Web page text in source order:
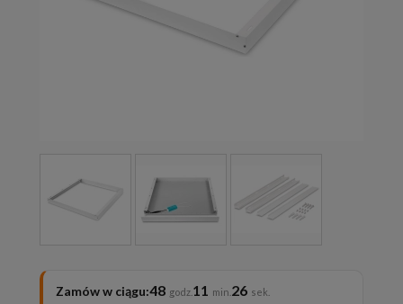
Zamów w ciągu:48 11 26